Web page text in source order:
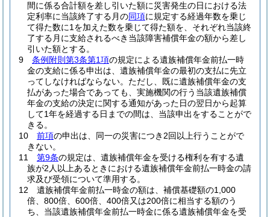
間に係る合計額を差し引いた額に災害発生の日における法
定利率に当該終了する月の同項に規定する経過年数を乗じ
て得た数に1を加えた数を乗じて得た額を、それぞれ当該終
了する月に支給されるべき当該障害補償年金の額から差し
引いた額とする。
9
条例附則第3条第1項の規定による遺族補償年金前払一時
金の支給に係る申出は、遺族補償年金の最初の支払に先立
ってしなければならない。 ただし、既に遺族補償年金の支
払があった場合であっても、実施機関の行う当該遺族補償
年金の支給の決定に関する通知があった日の翌日から起算
して1年を経過する日までの間は、当該申出をすることがで
きる。
10
前項の申出は、同一の災害につき2回以上行うことがで
きない。
11
第9条の規定は、遺族補償年金を受ける権利を有する遺
族が2人以上あるときにおける遺族補償年金前払一時金の請
求及び受領について準用する。
12
遺族補償年金前払一時金の額は、補償基礎額の1,000
倍、800倍、600倍、400倍又は200倍に相当する額のう
ち、当該遺族補償年金前払一時金に係る遺族補償年金を受